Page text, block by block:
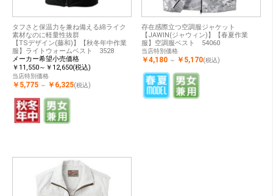
タフさと保温力を兼ね備える綿ライク
素材なのに軽量性抜群
【TSデザイン(藤和)】【秋冬年中作業
服】ライトウォームベスト 3528
メーカー希望小売価格
￥11,550～￥12,650(税込)
当店特別価格
￥5,775 ～ ￥6,325(税込)
存在感際立つ空調服ジャケット
【JAWIN(ジャウィン)】【春夏作業
服】空調服ベスト 54060
当店特別価格
￥4,180 ～ ￥5,170(税込)